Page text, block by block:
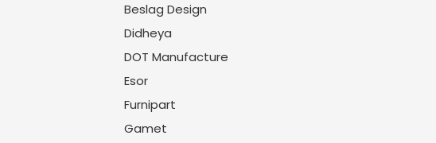
Beslag Design
Didheya
DOT Manufacture
Esor
Furnipart
Gamet